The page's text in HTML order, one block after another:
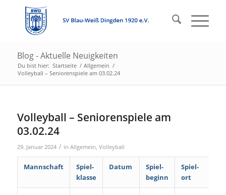
Blog - Aktuelle Neuigkeiten
Du bist hier: Startseite / Allgemein /
Volleyball – Seniorenspiele am 03.02.24
Volleyball – Seniorenspiele am
03.02.24
29. Januar 2024 / in Allgemein, Volleyball
Mannschaft
Spiel-
klasse
Datum
Spiel-
beginn
Spiel-
ort